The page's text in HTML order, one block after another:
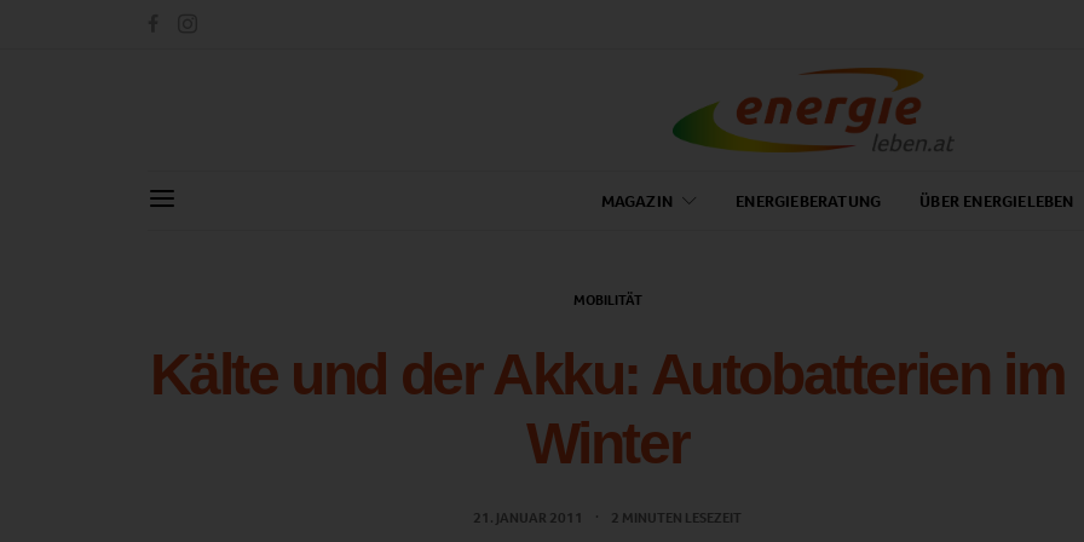
MAGAZIN ENERGIEBERATUNG ÜBER ENERGIELEBEN
MOBILITÄT
Kälte und der Akku: Autobatterien im
Winter
21. JANUAR 2011 2 MINUTEN LESEZEIT